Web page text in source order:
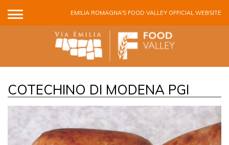
EMILIA ROMAGNA'S FOOD VALLEY OFFICIAL WEBSITE
COTECHINO DI MODENA PGI